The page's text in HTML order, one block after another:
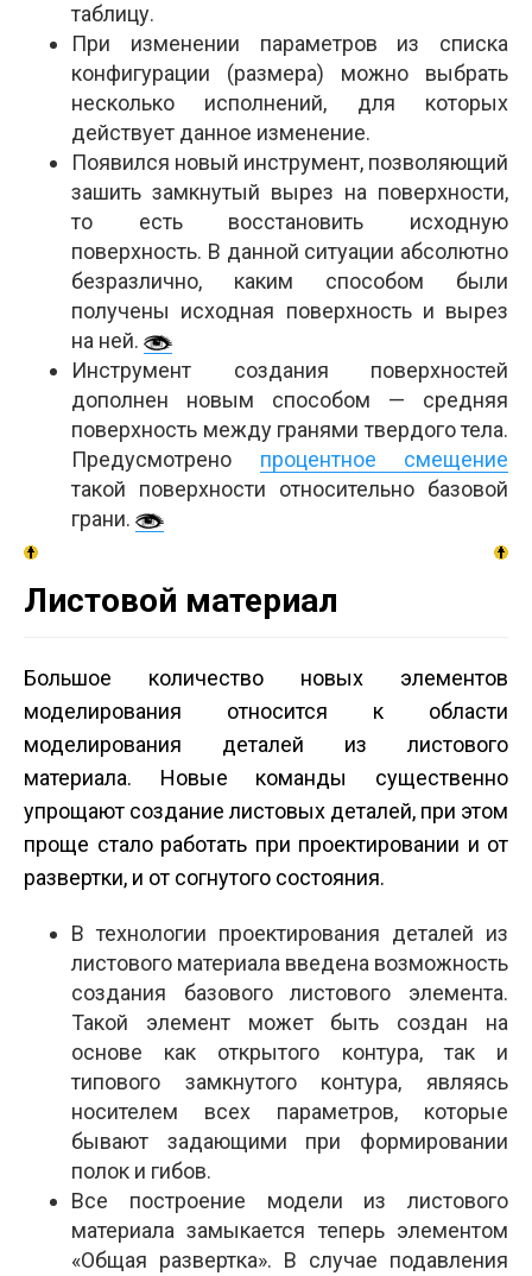
таблицу.
При изменении параметров из списка
конфигурации (размера) можно выбрать
несколько исполнений, для которых
действует данное изменение.
Появился новый инструмент, позволяющий
зашить замкнутый вырез на поверхности,
то есть восстановить исходную
поверхность. В данной ситуации абсолютно
безразлично, каким способом были
получены исходная поверхность и вырез
на ней.
Инструмент создания поверхностей
дополнен новым способом — средняя
поверхность между гранями твердого тела.
Предусмотрено процентное смещение
такой поверхности относительно базовой
грани.
Листовой материал
Большое количество новых элементов
моделирования относится к области
моделирования деталей из листового
материала. Новые команды существенно
упрощают создание листовых деталей, при этом
проще стало работать при проектировании и от
развертки, и от согнутого состояния.
В технологии проектирования деталей из
листового материала введена возможность
создания базового листового элемента.
Такой элемент может быть создан на
основе как открытого контура, так и
типового замкнутого контура, являясь
носителем всех параметров, которые
бывают задающими при формировании
полок и гибов.
Все построение модели из листового
материала замыкается теперь элементом
«Общая развертка». В случае подавления